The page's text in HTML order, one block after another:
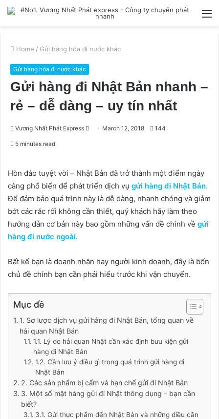
Home / Gửi hàng hóa đi nước khác
Gửi hàng hóa đi nước khác
Gửi hàng đi Nhật Bản nhanh –
rẻ – dễ dàng – uy tín nhất
Vương Nhất Phát Express
Send March 12, 2018 144
5 minutes read
Hòn đảo tuyệt vời – Nhật Bản đã trở thành một điểm ngày
càng phổ biến để phát triển dịch vụ gửi hàng đi Nhật Bản.
Để đảm bảo quá trình này là dễ dàng, nhanh chóng và giảm
bớt các rắc rối không cần thiết, quý khách hãy làm theo
hướng dẫn cơ bản này bao gồm những vấn đề chính về gửi
hàng đi nước ngoài.
Bất kể bạn là doanh nhân hay người kinh doanh, đây là bốn
chủ đề chính bạn cần phải hiểu trước khi vận chuyển.
Mục đề
1. Sơ lược dịch vụ gửi hàng đi Nhật Bản, tổng quan về
hải quan Nhật Bản
1.1. Lý do hải quan Nhật cần xác định bưu kiện gửi
hàng đi Nhật Bản
1.2. Cần lưu ý điều gì trong quá trình gửi hàng đi
Nhật Bản
2. Các sản phẩm bị cấm và hạn chế gửi đi Nhật Bản
3. Một số mặt hàng gửi đi Nhật thông dụng – bạn cần
biết?
3.1. Gửi thực phẩm đến Nhật Bản và những điều cần